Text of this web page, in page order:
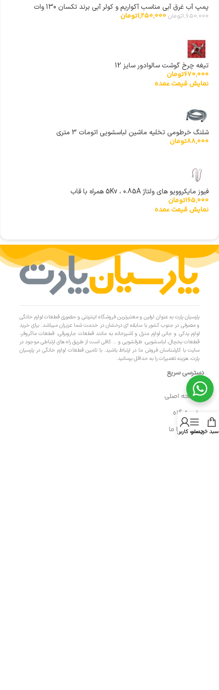
پمپ آب غرق آبی مناسب آکواریم و کولر آبی برند تکسان 130 وات
1,650,000تومان 1,250,000تومان
تیغه چرخ گوشت سالوادور سایز 12
670,000تومان
نمایش قیمت عمده
شلنگ خرطومی تخلیه ماشین لباسشویی اتومات 3 متری
88,000تومان
فیوز مایکروویو های ولتاژ 5Kv ، 0.85A همراه با قاب
165,000تومان
نمایش قیمت عمده
پارسیان پارت به عنوان اولین و معتبرترین فروشگاه اینترنتی و حضوری قطعات لوازم خانگی
و مصرفی در جنوب کشور با سابقه ای درخشان در خدمت شما عزیزان میباشد. برای خرید
لوازم یدکی و جانی لوازم منزل و آشپزخانه به مانند قطعات جاروبرقی، قطعات ماکروفر،
قطعات یخچال، لباسشویی، ظرفشویی و … کافی است از طریق راه های ارتباطی موجود در
سایت با کارشناسان فروش ما در ارتباط باشید. با تامین قطعات لوازم خانگی در پارسیان
پارت، هزینه تعمیرات را به حداقل برسانید.
دسترسی سریع
- صفحه اصلی
- فروشگاه
- تماس با ماسبد خریدمنو
حساب کاربری من